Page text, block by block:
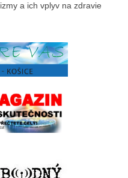
a ich vplyv na zdravie